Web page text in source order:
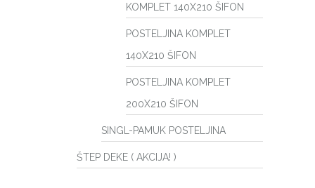
KOMPLET 140X210 ŠIFON
POSTELJINA KOMPLET
140X210 ŠIFON
POSTELJINA KOMPLET
200X210 ŠIFON
SINGL-PAMUK POSTELJINA
ŠTEP DEKE ( AKCIJA! )